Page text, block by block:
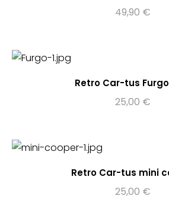
49,90 €
Retro Car-tus
25,00 €
Retro Car-tus mini
25,00 €